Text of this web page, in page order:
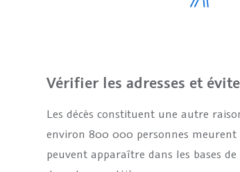
Vérifier les adresses et
Les décès constituent une autre
environ 800 000 personnes meurent
peuvent apparaître dans les bases